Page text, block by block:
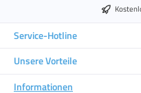
Service-Hotline
Unsere Vorteile
Informationen